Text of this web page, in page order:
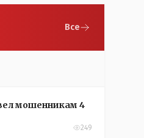
Все
мошенникам 4
249